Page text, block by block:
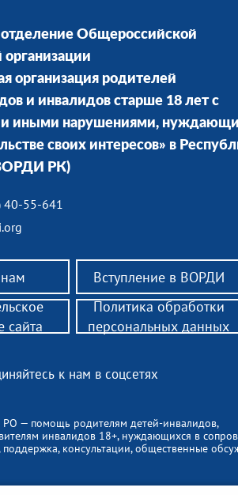
отделение Общероссийской
организация родителей
и инвалидов старше 18 лет с
иными нарушениями,
своих интересов» в
РК)
40-55-641
Вступление в ВОРДИ
— помощь родителям детей-инвалидов,
инвалидов 18+, нуждающихся в
поддержка, консультации, общественные
к нам в соцсетях
сайта
Политика обработки
персональных данных